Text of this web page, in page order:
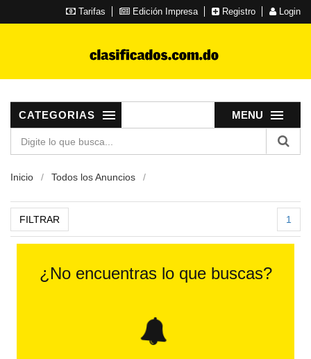
Tarifas Edición Impresa Registro Login
MENU
CATEGORIAS
Inicio Todos los Anuncios
FILTRAR 1
¿No encuentras lo que buscas?